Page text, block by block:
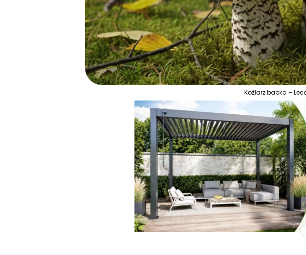
Koźlarz babka –